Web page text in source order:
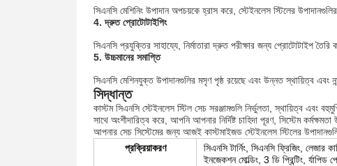
সিএনসি মেশিনিং উপাদান অপচয়কে হ্রাস করে, স্টেইনলেস স্টিলের
4. দ্রুত প্রোটোটাইপিং
সিএনসি প্রযুক্তির সাহায্যে, নির্মাতারা দ্রুত পরীক্ষার জন্য প্রোটোটাইপ
5. উচ্চমানের সমাপ্তি
সিএনসি মেশিনযুক্ত উপাদানগুলির মসৃণ পৃষ্ঠ রয়েছে এবং উন্নত স্থায়িত্ব এবং
সিদ্ধান্ত
কাস্টম সিএনসি স্টেইনলেস স্টিল সেচ সরঞ্জামগুলি নির্ভুলতা, স্থায়িত্ব এবং
সাথে অংশীদারিত্ব করে, আপনি আপনার নির্দিষ্ট চাহিদা পূরণ, সিস্টেম
আপনার সেচ সিস্টেমের জন্য আজই কাস্টমাইজড স্টেইনলেস স্টিলের
প্রক্রিয়াকরণ
সিএনসি টার্নিং, সিএনসি ফ্রিজিং, লেজার
ইনজেকশন মোল্ডিং, 3 ডি প্রিন্টিং, র্যাপিড